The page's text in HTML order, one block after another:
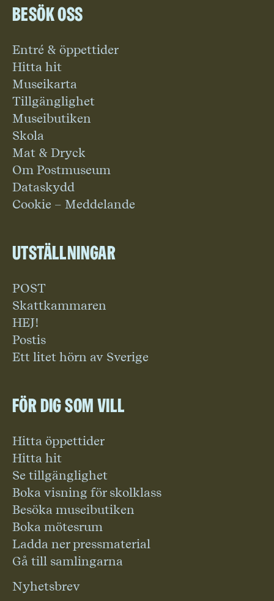
Besök oss
Entré & öppettider
Hitta hit
Museikarta
Tillgänglighet
Museibutiken
Skola
Mat & Dryck
Om Postmuseum
Dataskydd
Cookie – Meddelande
Utställningar
POST
Skattkammaren
HEJ!
Postis
Ett litet hörn av Sverige
För dig som vill
Hitta öppettider
Hitta hit
Se tillgänglighet
Boka visning för skolklass
Besöka museibutiken
Boka mötesrum
Ladda ner pressmaterial
Gå till samlingarna
Nyhetsbrev